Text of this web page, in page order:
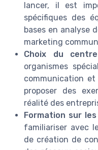
lancer, il est
spécifiques des
bases en analyse
marketing
Choix du
organismes
communication
proposer des
réalité des
Formation sur
familiariser avec
de création de